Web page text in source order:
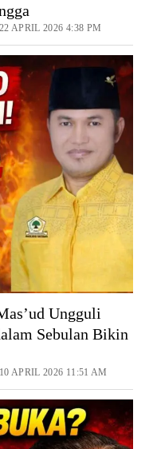
APRIL 2026 4:38 PM
Ungguli
Sebulan Bikin
APRIL 2026 11:51 AM